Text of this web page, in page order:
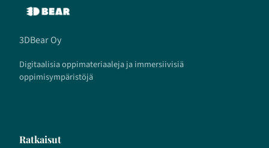
3DBear Oy
Digitaalisia oppimateriaaleja ja immersiivisiä
oppimisympäristöjä
Ratkaisut